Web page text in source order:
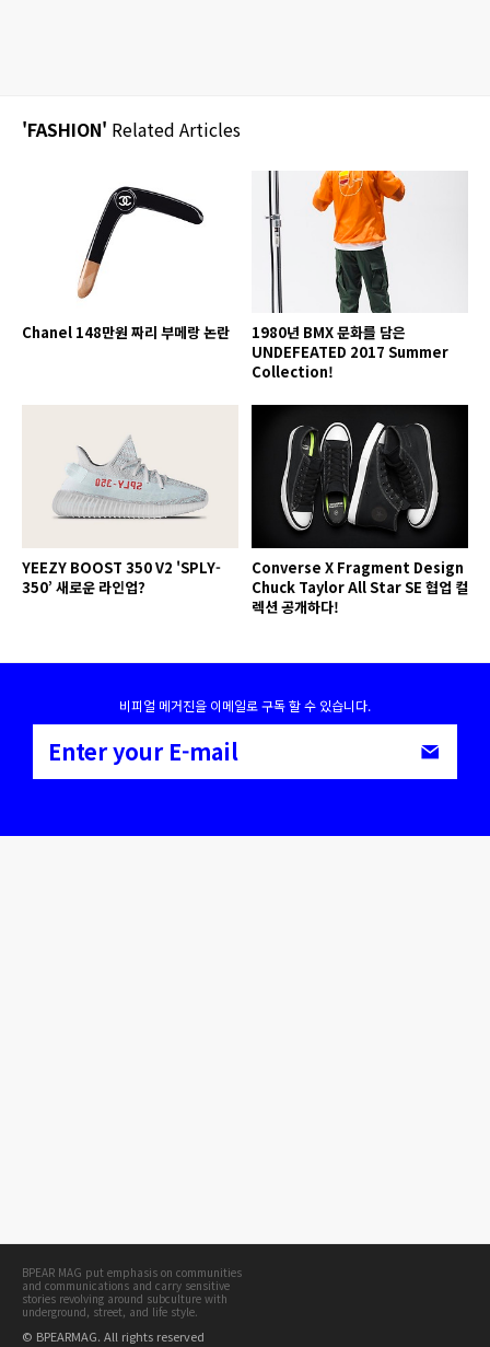
'FASHION' Related Articles
Chanel 148만원 짜리 부메랑 논란
1980년 BMX 문화를 담은
UNDEFEATED 2017 Summer
Collection!
YEEZY BOOST 350 V2 'SPLY-
350’ 새로운 라인업?
Converse X Fragment Design
Chuck Taylor All Star SE 협업 컬
렉션 공개하다!
비피얼 메거진을 이메일로 구독 할 수 있습니다.
BPEAR MAG put emphasis on communities
and communications and carry sensitive
stories revolving around subculture with
underground, street, and life style.
© BPEARMAG. All rights reserved